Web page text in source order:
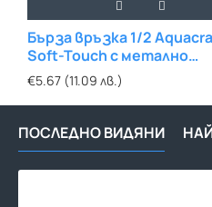
Бърза връзка 1/2
Soft-Touch с метално
покритие
€5.67 (11.09 лв.)
ПОСЛЕДНО ВИДЯНИ